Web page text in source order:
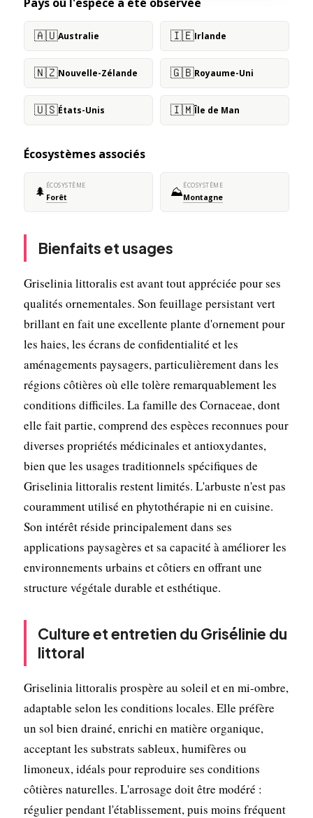
🇦🇺Australie 🇮🇪Irlande
🇳🇿Nouvelle-Zélande 🇬🇧Royaume-Uni
🇺🇸États-Unis 🇮🇲Île de Man
Écosystèmes associés
🌲 ÉCOSYSTÈME
Forêt ⛰️ÉCOSYSTÈME
Montagne
Bienfaits et usages
Griselinia littoralis est avant tout appréciée pour ses
qualités ornementales. Son feuillage persistant vert
brillant en fait une excellente plante d'ornement pour
les haies, les écrans de confidentialité et les
aménagements paysagers, particulièrement dans les
régions côtières où elle tolère remarquablement les
conditions difficiles. La famille des Cornaceae, dont
elle fait partie, comprend des espèces reconnues pour
diverses propriétés médicinales et antioxydantes,
bien que les usages traditionnels spécifiques de
Griselinia littoralis restent limités. L'arbuste n'est pas
couramment utilisé en phytothérapie ni en cuisine.
Son intérêt réside principalement dans ses
applications paysagères et sa capacité à améliorer les
environnements urbains et côtiers en offrant une
structure végétale durable et esthétique.
Culture et entretien du Grisélinie du
littoral
Griselinia littoralis prospère au soleil et en mi-ombre,
adaptable selon les conditions locales. Elle préfère
un sol bien drainé, enrichi en matière organique,
acceptant les substrats sableux, humifères ou
limoneux, idéals pour reproduire ses conditions
côtières naturelles. L'arrosage doit être modéré :
régulier pendant l'établissement, puis moins fréquent